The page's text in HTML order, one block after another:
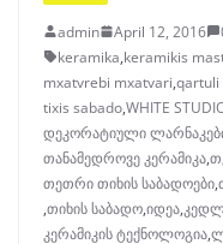
admin April 12, 2016
keramika,keramikis
mxatvrebi mxatvari,qartuli
tixis sabado,WHITE
დეკორატიული
თანამედროვე კერამიკა,
თეთრი თიხის საბადოები,
,თიხის საბადო,იდეა,
კერამიკის ტექნოლოგია,